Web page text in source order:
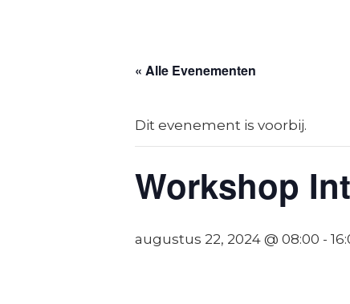
« Alle Evenementen
Dit evenement is voorbij.
Workshop
augustus 22, 2024 @ 08:00 -